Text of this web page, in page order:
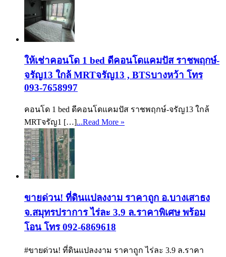
ให้เช่าคอนโด 1 bed ดีคอนโดแคมปัส ราชพฤกษ์-
จรัญ13 ใกล้ MRTจรัญ13 , BTSบางหว้า โทร
093-7658997
คอนโด 1 bed ดีคอนโดแคมปัส ราชพฤกษ์-จรัญ13 ใกล้
MRTจรัญ1 […]...Read More »
ขายด่วน! ที่ดินแปลงงาม ราคาถูก อ.บางเสาธง
จ.สมุทรปราการ ไร่ละ 3.9 ล.ราคาพิเศษ พร้อม
โอน โทร 092-6869618
#ขายด่วน! ที่ดินแปลงงาม ราคาถูก ไร่ละ 3.9 ล.ราคา